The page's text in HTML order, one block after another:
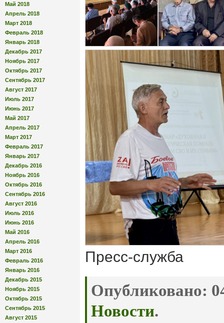
Май 2018
Апрель 2018
Март 2018
Февраль 2018
Январь 2018
Декабрь 2017
Ноябрь 2017
Октябрь 2017
Сентябрь 2017
Август 2017
Июль 2017
Июнь 2017
Май 2017
Апрель 2017
Март 2017
Февраль 2017
Январь 2017
Декабрь 2016
Ноябрь 2016
Октябрь 2016
Сентябрь 2016
Август 2016
Июль 2016
Июнь 2016
Май 2016
Апрель 2016
Март 2016
Февраль 2016
Январь 2016
Декабрь 2015
Ноябрь 2015
Октябрь 2015
Сентябрь 2015
Август 2015
Пресс-служба
Опубликовано:
Новости.